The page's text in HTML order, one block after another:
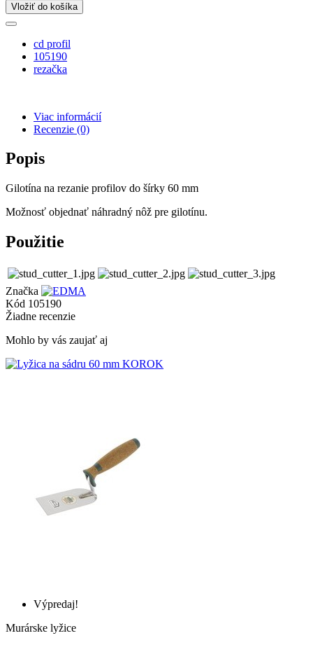
Vložiť do košíka
cd profil
105190
rezačka
Viac informácií
Recenzie (0)
Popis
Gilotína na rezanie profilov do šírky 60 mm
Možnosť objednať náhradný nôž pre gilotínu.
Použitie
Značka
Kód 105190
Žiadne recenzie
Mohlo by vás zaujať aj
Výpredaj!
Murárske lyžice